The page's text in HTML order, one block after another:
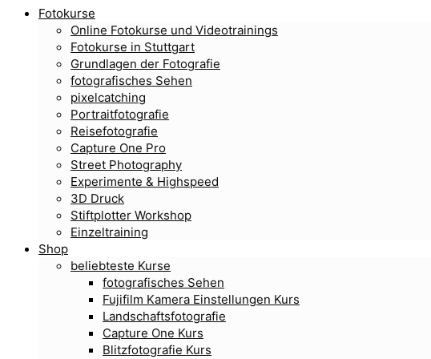
Fotokurse
Online Fotokurse und Videotrainings
Fotokurse in Stuttgart
Grundlagen der Fotografie
fotografisches Sehen
pixelcatching
Portraitfotografie
Reisefotografie
Capture One Pro
Street Photography
Experimente & Highspeed
3D Druck
Stiftplotter Workshop
Einzeltraining
Shop
beliebteste Kurse
fotografisches Sehen
Fujifilm Kamera Einstellungen Kurs
Landschaftsfotografie
Capture One Kurs
Blitzfotografie Kurs